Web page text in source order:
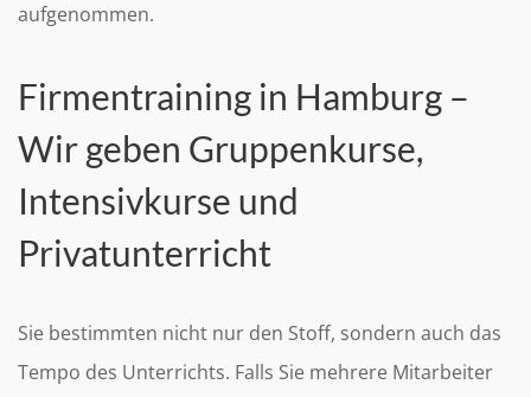
aufgenommen.
Firmentraining in Hamburg –
Wir geben Gruppenkurse,
Intensivkurse und
Privatunterricht
Sie bestimmten nicht nur den Stoff, sondern auch das
Tempo des Unterrichts. Falls Sie mehrere Mitarbeiter